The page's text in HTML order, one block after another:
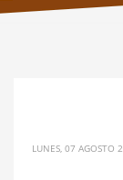
LUNES, 07 AGOSTO